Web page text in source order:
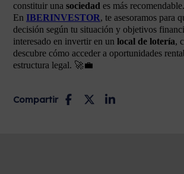
constituir una sociedad es más recomendable.
En IBERINVESTOR, te asesoramos para
decisión según tu situación y objetivos
interesado en invertir en un local de lotería,
descubre cómo acceder a oportunidades
estructura legal. 🚀💼
Compartir